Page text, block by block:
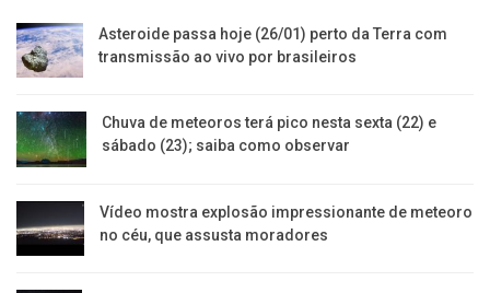
Asteroide passa hoje (26/01) perto da Terra com
transmissão ao vivo por brasileiros
Chuva de meteoros terá pico nesta sexta (22) e
sábado (23); saiba como observar
Vídeo mostra explosão impressionante de meteoro
no céu, que assusta moradores